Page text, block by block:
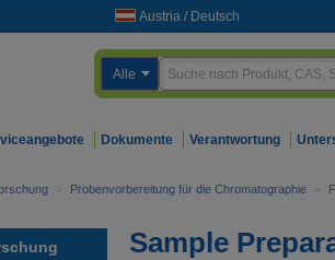
Austria / Deutsch
Alle
Dokumente Verantwortung
> Probenvorbereitung für die Chromatographie >
Sample